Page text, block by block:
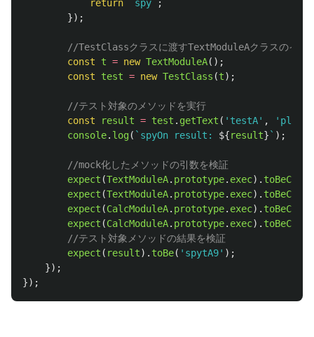
return `spy`
;
});
//TestClassクラスに渡すTextModuleAクラスのイン
const
t = new TextModuleA();
const
test = new TestClass (t);
//テスト対象のメソッドを実行
const
result = test . getText ( ' testA' , ' planB
console. log( `spyOn result: ${result} ` );
//mock化したメソッドの引数を検証
expect (TextModuleA. prototype. exec).
expect (TextModuleA. prototype. exec).
expect (CalcModuleA. prototype. exec).
expect (CalcModuleA. prototype. exec).
//テスト対象メソッドの結果を検証
expect ( result). toBe( ' spytA9' );
});
});